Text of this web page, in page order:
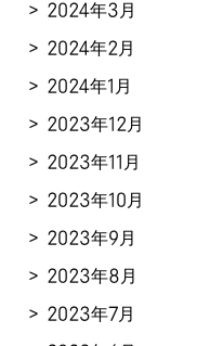
2024年3月
2024年2月
2024年1月
2023年12月
2023年11月
2023年10月
2023年9月
2023年8月
2023年7月